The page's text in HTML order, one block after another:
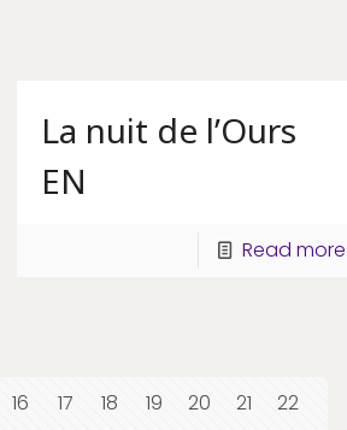
La nuit de l’Ours
EN
Read more
16 17 18 19 20 21
22